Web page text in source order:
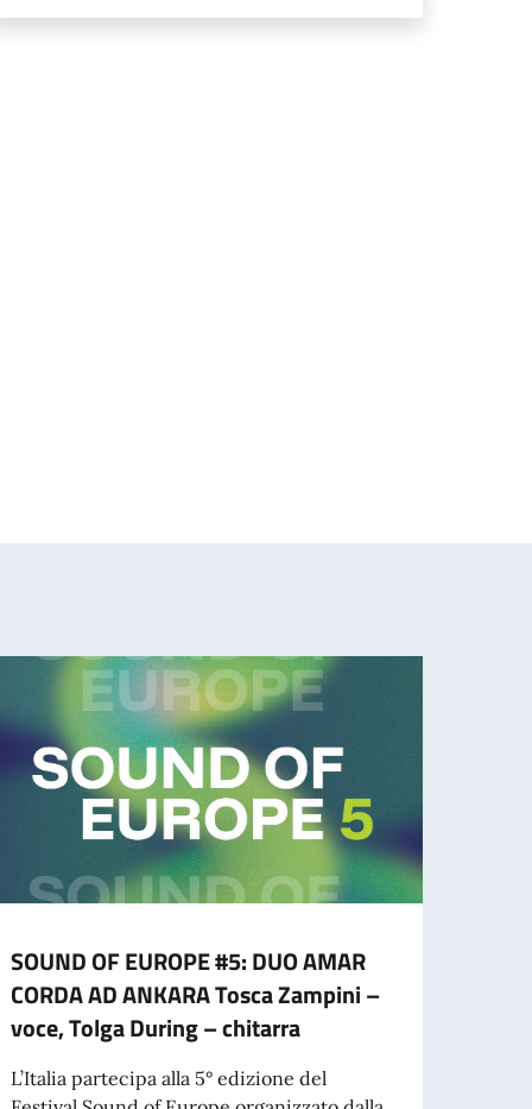
SOUND OF EUROPE #5: DUO AMAR
CORDA AD ANKARA Tosca Zampini –
voce, Tolga During – chitarra
L’Italia partecipa alla 5° edizione del